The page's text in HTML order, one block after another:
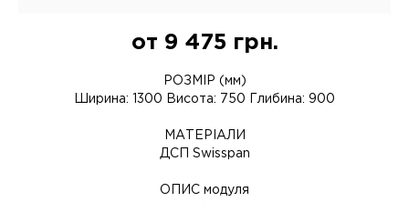
от 9 475 грн.
РОЗМІР (мм)
Ширина: 1300 Висота: 750 Глибина: 900
МАТЕРІАЛИ
ДСП Swisspan
ОПИС модуля